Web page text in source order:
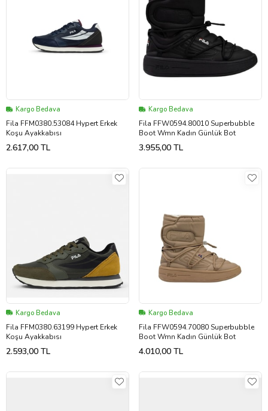
Kargo Bedava
Fila FFM0380.53084 Hypert Erkek
Koşu Ayakkabısı
2.617,00 TL
Kargo Bedava
Fila FFW0594.80010 Superbubble
Boot Wmn Kadın Günlük Bot
3.955,00 TL
Kargo Bedava
Fila FFM0380.63199 Hypert Erkek
Koşu Ayakkabısı
2.593,00 TL
Kargo Bedava
Fila FFW0594.70080 Superbubble
Boot Wmn Kadın Günlük Bot
4.010,00 TL